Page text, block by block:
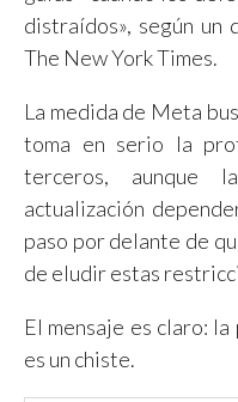
distraídos», según un
The New York Times.
La medida de Meta
toma en serio la
terceros, aunque
actualización
paso por delante de
de eludir estas
El mensaje es claro:
es un chiste.